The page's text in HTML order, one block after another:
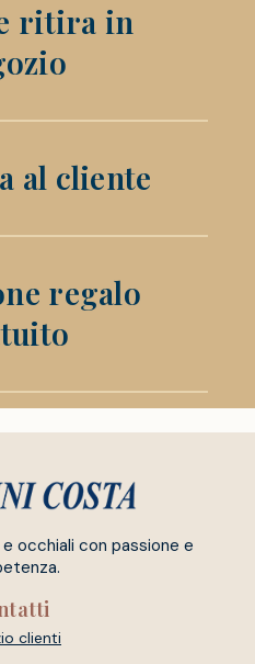
ritira in
al cliente
regalo
e occhiali con passione e
clienti